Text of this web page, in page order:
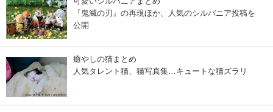
『鬼滅の刃』の再現ほか、人気のシルバニア投稿を
公開
癒やしの猫まとめ
人気タレント猫、猫写真集…キュートな猫ズラリ